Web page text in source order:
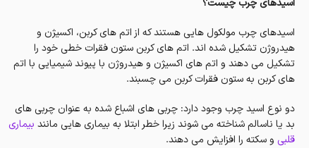
اسیدهای چرب چیست؟
اسیدهای چرب مولکول هایی هستند که از اتم های کربن، اکسیژن و
هیدروژن تشکیل شده اند. اتم های کربن ستون فقرات خطی خود را
تشکیل می دهند و اتم های اکسیژن و هیدروژن با پیوند شیمیایی با اتم
های کربن به ستون فقرات کربن می چسبند.
دو نوع اسید چرب وجود دارد: چربی های اشباع شده به عنوان چربی های
بد یا ناسالم شناخته می شوند زیرا خطر ابتلا به بیماری هایی مانند بیماری
قلبی و سکته را افزایش می دهند.